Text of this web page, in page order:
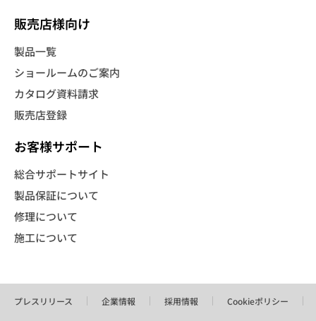
販売店様向け
製品一覧
ショールームのご案内
カタログ資料請求
販売店登録
お客様サポート
総合サポートサイト
製品保証について
修理について
施工について
プレスリリース 企業情報 採用情報 Cookieポリシー